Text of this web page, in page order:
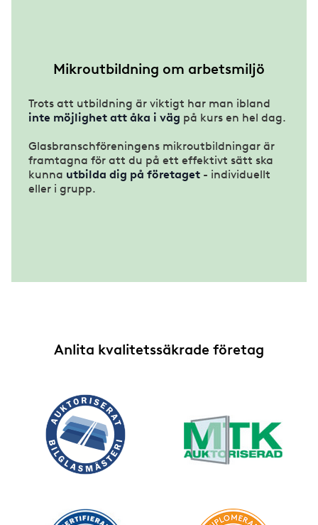
Mikroutbildning om arbetsmiljö
Trots att utbildning är viktigt har man ibland
inte möjlighet att åka i väg på kurs en hel dag.
Glasbranschföreningens mikroutbildningar är
framtagna för att du på ett effektivt sätt ska
kunna utbilda dig på företaget - individuellt
eller i grupp.
Anlita kvalitetssäkrade företag